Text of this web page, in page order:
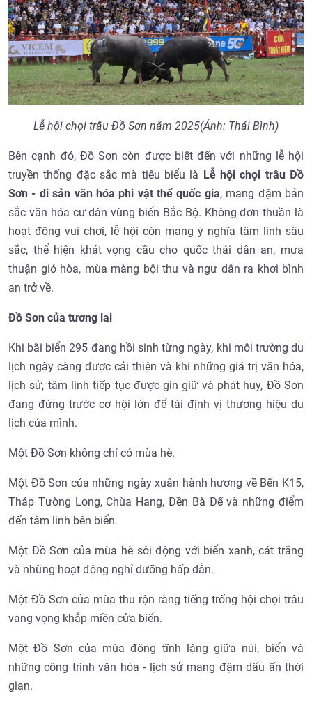
Lễ hội chọi trâu Đồ Sơn năm 2025(Ảnh: Thái Bình)
Bên cạnh đó, Đồ Sơn còn được biết đến với những lễ hội
truyền thống đặc sắc mà tiêu biểu là Lễ hội chọi trâu Đồ
Sơn - di sản văn hóa phi vật thể quốc gia, mang đậm bản
sắc văn hóa cư dân vùng biển Bắc Bộ. Không đơn thuần là
hoạt động vui chơi, lễ hội còn mang ý nghĩa tâm linh sâu
sắc, thể hiện khát vọng cầu cho quốc thái dân an, mưa
thuận gió hòa, mùa màng bội thu và ngư dân ra khơi bình
an trở về.
Đồ Sơn của tương lai
Khi bãi biển 295 đang hồi sinh từng ngày, khi môi trường du
lịch ngày càng được cải thiện và khi những giá trị văn hóa,
lịch sử, tâm linh tiếp tục được gìn giữ và phát huy, Đồ Sơn
đang đứng trước cơ hội lớn để tái định vị thương hiệu du
lịch của mình.
Một Đồ Sơn không chỉ có mùa hè.
Một Đồ Sơn của những ngày xuân hành hương về Bến K15,
Tháp Tường Long, Chùa Hang, Đền Bà Đế và những điểm
đến tâm linh bên biển.
Một Đồ Sơn của mùa hè sôi động với biển xanh, cát trắng
và những hoạt động nghỉ dưỡng hấp dẫn.
Một Đồ Sơn của mùa thu rộn ràng tiếng trống hội chọi trâu
vang vọng khắp miền cửa biển.
Một Đồ Sơn của mùa đông tĩnh lặng giữa núi, biển và
những công trình văn hóa - lịch sử mang đậm dấu ấn thời
gian.